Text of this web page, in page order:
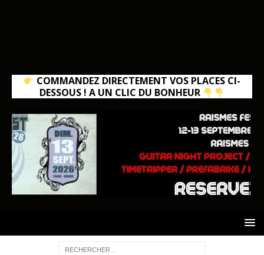
COMMANDEZ DIRECTEMENT VOS PLACES CI-
DESSOUS ! A UN CLIC DU BONHEUR